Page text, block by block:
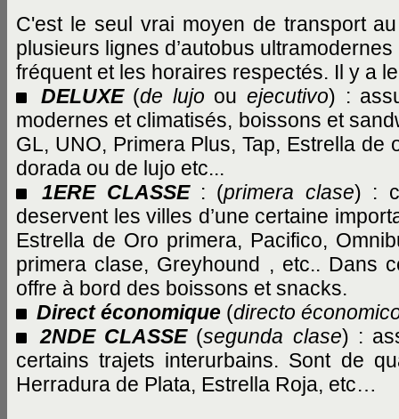
C'est le seul vrai moyen de transport
plusieurs lignes d’autobus
fréquent et les horaires respectés. Il y a
DELUXE(de lujo ouejecutivo) :
modernes et climatisés, boissons et
GL, UNO, Primera Plus, Tap, Estrella
dorada ou de lujo etc...
1ERE CLASSE: (primera clase) :
deservent les villes d’une certaine
Estrella de Oro primera, Pacifico,
primera clase, Greyhound , etc.. Dans
offre à bord des boissons et snacks.
Direct économique (directo
2NDE CLASSE(segunda clase) :
certains trajets interurbains. Sont de
Herradura de Plata, Estrella Roja, etc…